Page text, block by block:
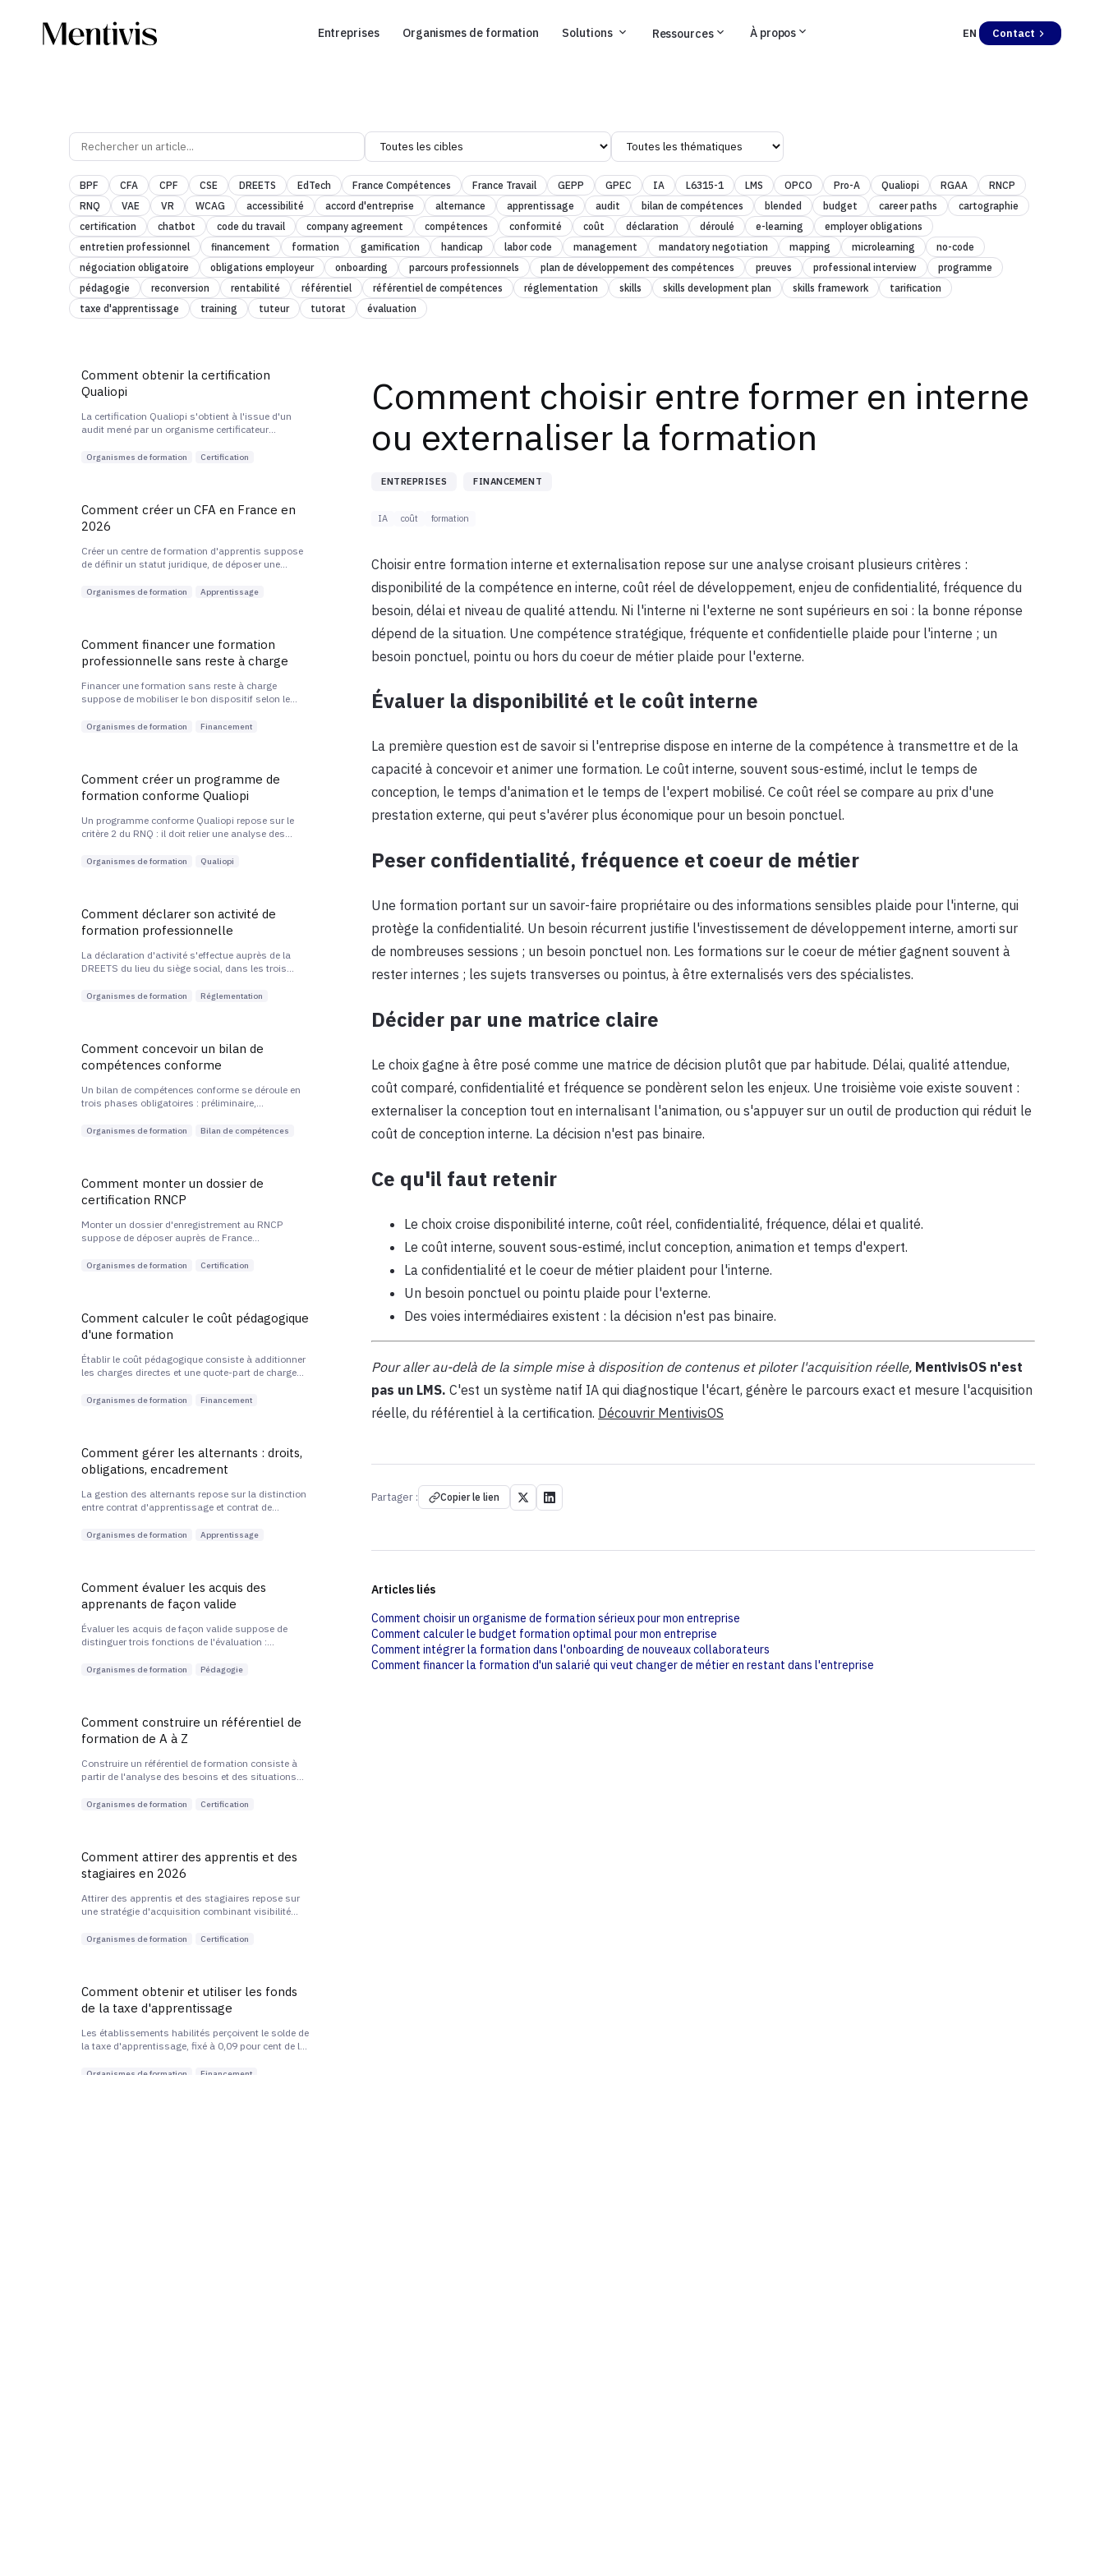
Entreprises Organismes de formation Solutions Ressources À propos EN Contact
BPF CFA CPF CSE DREETS EdTech France Compétences France Travail GEPP GPEC IA L6315-1 LMS OPCO Pro-A Qualiopi RGAA
RNCP
RNQ
VAE VR WCAG accessibilité accord d'entreprise alternance apprentissage audit bilan de compétences blended budget career paths
cartographie
certification
chatbot code du travail company agreement compétences conformité coût déclaration déroulé e-learning
employer obligations
entretien professionnel
financement formation gamification handicap labor code management mandatory negotiation mapping microlearning
no-code
négociation obligatoire
obligations employeur onboarding parcours professionnels plan de développement des compétences preuves professional interview
programme
pédagogie
reconversion rentabilité référentiel référentiel de compétences réglementation skills skills development plan skills framework
tarification
taxe d'apprentissage
training tuteur tutorat évaluation
Comment obtenir la certification
Qualiopi
La certification Qualiopi s'obtient à l'issue d'un
audit mené par un organisme certificateur
l'organisme aux 7 critères et 32 indicateurs du
Organismes de formation Certification
Comment créer un CFA en France en
2026
Créer un centre de formation d'apprentis suppose
de définir un statut juridique, de déposer une
d'obtenir un code UAI, de se mettre en conformité
Organismes de formation Apprentissage
Comment financer une formation
professionnelle sans reste à charge
Financer une formation sans reste à charge
suppose de mobiliser le bon dispositif selon le
des compétences, Pro-A, France Travail. L'enjeu
Organismes de formation Financement
Comment créer un programme de
formation conforme Qualiopi
Un programme conforme Qualiopi repose sur le
critère 2 du RNQ : il doit relier une analyse des
mesurables, un contenu structuré en séquences et
Organismes de formation Qualiopi
Comment déclarer son activité de
formation professionnelle
La déclaration d'activité s'effectue auprès de la
DREETS du lieu du siège social, dans les trois
Elle ouvre droit au numéro de déclaration d'activité,
Organismes de formation Réglementation
Comment concevoir un bilan de
compétences conforme
Un bilan de compétences conforme se déroule en
trois phases obligatoires : préliminaire,
prestataire certifié Qualiopi sur la catégorie
Organismes de formation Bilan de compétences
Comment monter un dossier de
certification RNCP
Monter un dossier d'enregistrement au RNCP
suppose de déposer auprès de France
étude d'opportunité et de trois référentiels :
Organismes de formation Certification
Comment calculer le coût pédagogique
d'une formation
Établir le coût pédagogique consiste à additionner
les charges directes et une quote-part de charges
d'heures et d'apprenants pour obtenir un coût
Organismes de formation Financement
Comment gérer les alternants : droits,
obligations, encadrement
La gestion des alternants repose sur la distinction
entre contrat d'apprentissage et contrat de
maître d'apprentissage ou tuteur, et sur le respect
Organismes de formation Apprentissage
Comment évaluer les acquis des
apprenants de façon valide
Évaluer les acquis de façon valide suppose de
distinguer trois fonctions de l'évaluation :
chaque modalité sur les objectifs de compétences
Organismes de formation Pédagogie
Comment construire un référentiel de
formation de A à Z
Construire un référentiel de formation consiste à
partir de l'analyse des besoins et des situations
compétences, séquencés et associés à des
Organismes de formation Certification
Comment attirer des apprentis et des
stagiaires en 2026
Attirer des apprentis et des stagiaires repose sur
une stratégie d'acquisition combinant visibilité
d'orientation, partenariats avec les
Organismes de formation Certification
Comment obtenir et utiliser les fonds
de la taxe d'apprentissage
Les établissements habilités perçoivent le solde de
la taxe d'apprentissage, fixé à 0,09 pour cent de la
SOLTéA gérée par la Caisse des dépôts.
Organismes de formation Financement
Comment choisir entre former en interne
ou externaliser la formation
ENTREPRISES FINANCEMENT
IA coût formation
Choisir entre formation interne et externalisation repose sur une analyse croisant plusieurs critères :
disponibilité de la compétence en interne, coût réel de développement, enjeu de confidentialité, fréquence du
besoin, délai et niveau de qualité attendu. Ni l'interne ni l'externe ne sont supérieurs en soi : la bonne réponse
dépend de la situation. Une compétence stratégique, fréquente et confidentielle plaide pour l'interne ; un
besoin ponctuel, pointu ou hors du coeur de métier plaide pour l'externe.
Évaluer la disponibilité et le coût interne
La première question est de savoir si l'entreprise dispose en interne de la compétence à transmettre et de la
capacité à concevoir et animer une formation. Le coût interne, souvent sous-estimé, inclut le temps de
conception, le temps d'animation et le temps de l'expert mobilisé. Ce coût réel se compare au prix d'une
prestation externe, qui peut s'avérer plus économique pour un besoin ponctuel.
Peser confidentialité, fréquence et coeur de métier
Une formation portant sur un savoir-faire propriétaire ou des informations sensibles plaide pour l'interne, qui
protège la confidentialité. Un besoin récurrent justifie l'investissement de développement interne, amorti sur
de nombreuses sessions ; un besoin ponctuel non. Les formations sur le coeur de métier gagnent souvent à
rester internes ; les sujets transverses ou pointus, à être externalisés vers des spécialistes.
Décider par une matrice claire
Le choix gagne à être posé comme une matrice de décision plutôt que par habitude. Délai, qualité attendue,
coût comparé, confidentialité et fréquence se pondèrent selon les enjeux. Une troisième voie existe souvent :
externaliser la conception tout en internalisant l'animation, ou s'appuyer sur un outil de production qui réduit le
coût de conception interne. La décision n'est pas binaire.
Ce qu'il faut retenir
Le choix croise disponibilité interne, coût réel, confidentialité, fréquence, délai et qualité.
Le coût interne, souvent sous-estimé, inclut conception, animation et temps d'expert.
La confidentialité et le coeur de métier plaident pour l'interne.
Un besoin ponctuel ou pointu plaide pour l'externe.
Des voies intermédiaires existent : la décision n'est pas binaire.
Pour aller au-delà de la simple mise à disposition de contenus et piloter l'acquisition réelle, MentivisOS n'est
pas un LMS. C'est un système natif IA qui diagnostique l'écart, génère le parcours exact et mesure l'acquisition
réelle, du référentiel à la certification. Découvrir MentivisOS
Partager : Copier le lien
Articles liés
Comment choisir un organisme de formation sérieux pour mon entreprise
Comment calculer le budget formation optimal pour mon entreprise
Comment intégrer la formation dans l'onboarding de nouveaux collaborateurs
Comment financer la formation d'un salarié qui veut changer de métier en restant dans l'entreprise